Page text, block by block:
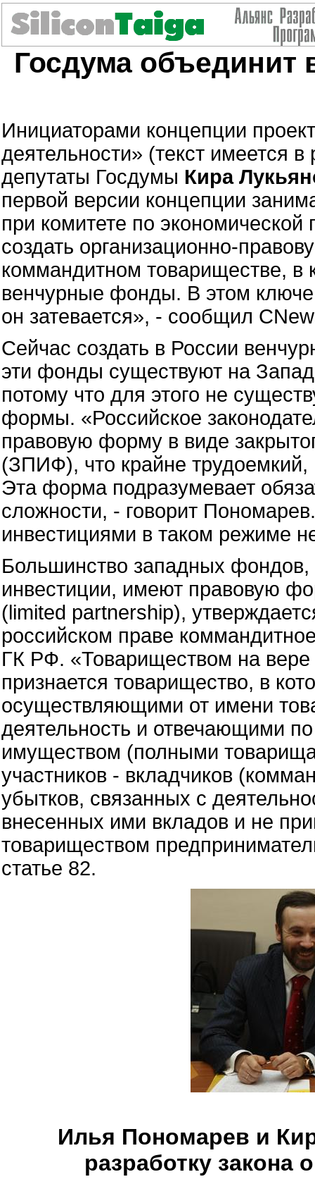
Госдума объединит
Инициаторами концепции
деятельности» (текст имеется
депутаты Госдумы Кира
первой версии концепции
при комитете по
создать организационно-
коммандитном товариществе, в
венчурные фонды. В этом
он затевается», - сообщил
Сейчас создать в России
эти фонды существуют на
потому что для этого не
формы. «Российское
правовую форму в виде
(ЗПИФ), что крайне
Эта форма подразумевает
сложности, - говорит
инвестициями в таком режиме
Большинство западных
инвестиции, имеют правовую
(limited partnership),
российском праве
ГК РФ. «Товариществом на
признается товарищество, в
осуществляющими от имени
деятельность и отвечающими
имуществом (полными
участников - вкладчиков
убытков, связанных с
внесенных ими вкладов и не
товариществом
статье 82.
Илья Пономарев и
разработку закона